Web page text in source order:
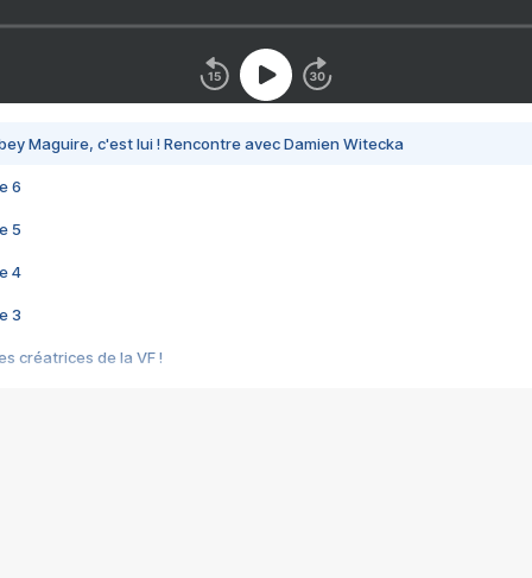
Maguire, c'est lui ! Rencontre avec Damien Witecka
6
5
4
3
créatrices de la VF !